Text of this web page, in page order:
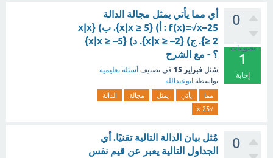
0
تصويتات
1
إجابة
أي مما يأتي يمثل مجالة الدالة
f(x)=√x–25 : أ) {x|x ≥ 5}. ب) {x|x
≥ 2}. ج) {x|x ≥ –2}. د) {x|x ≥ –5}
؟ - مع الشرح
سُئل فبراير 15 في تصنيف أسئلة تعليمية
بواسطة ابوعبدالله
مما يأتي يمثل مجالة
الدالة
√x-25
0
مُثل بيان الدالة التالية تقنيًا. أي
الجداول التالية يعبر عن قيم نفس